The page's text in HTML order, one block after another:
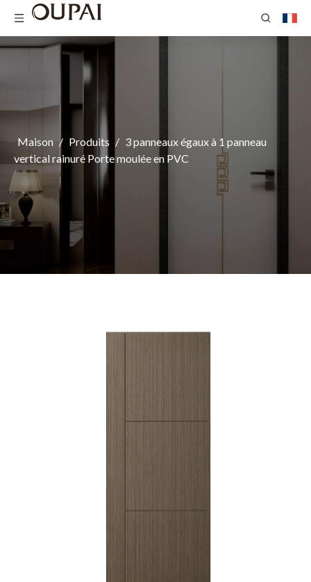
Maison / Produits / 3 panneaux égaux à 1 panneau
vertical rainuré Porte moulée en PVC